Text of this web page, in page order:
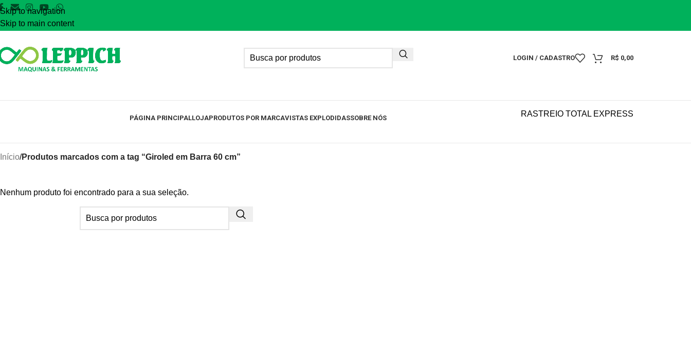
Skip to navigation
Skip to main content
LOGIN / CADASTRO R$ 0,00
PÁGINA PRINCIPALLOJAPRODUTOS POR MARCAVISTAS EXPLODIDASSOBRE NÓS RASTREIO TOTAL EXPRESS
Início/Produtos marcados com a tag “Giroled em Barra 60 cm”
Nenhum produto foi encontrado para a sua seleção.